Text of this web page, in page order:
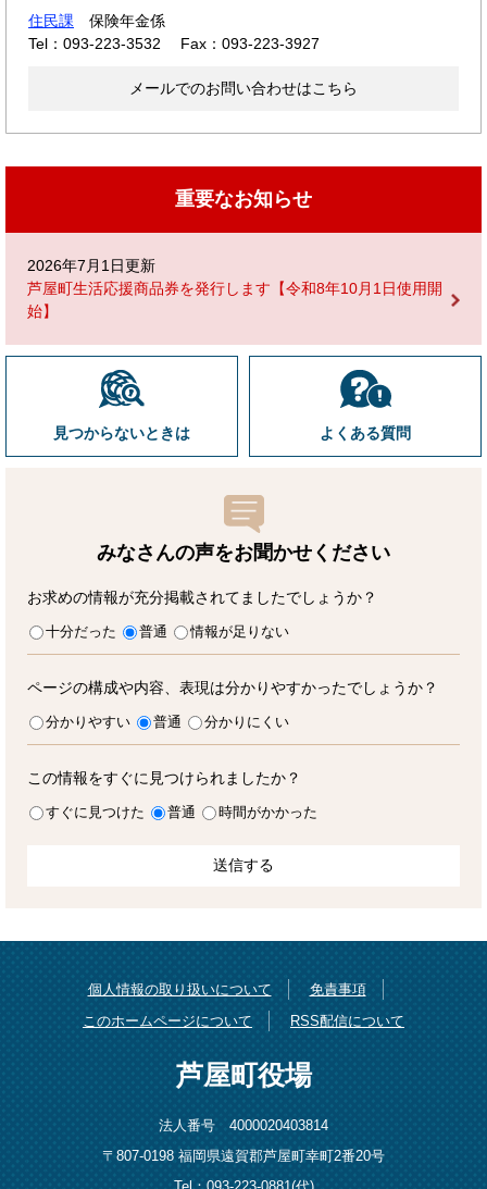
住民課
保険年金係
Tel：093-223-3532
Fax：093-223-3927
メールでのお問い合わせはこちら
重要なお知らせ
2026年7月1日更新
芦屋町生活応援商品券を発行します【令和8年10月1日使用開
始】
見つからないときは よくある質問
みなさんの声をお聞かせ ください
お求めの情報が充分掲載されてましたでしょうか？
十分だった 普通 情報が足りない
ページの構成や内容、表現は分かりやすかったでしょうか？
分かりやすい 普通 分かりにくい
この情報をすぐに見つけられましたか？
すぐに見つけた 普通 時間がかかった
個人情報の取り扱いについて
免責事項
このホームページについて
RSS配信について
芦屋町役場
法人番号 4000020403814
〒807-0198 福岡県遠賀郡芦屋町幸町2番20号